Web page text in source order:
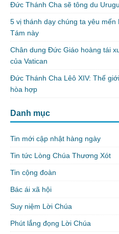
Đức Thánh Cha sẽ tông du
5 vị thánh dạy chúng ta yêu
Tám này
Chân dung Đức Giáo hoàng tái
của Vatican
Đức Thánh Cha Lêô XIV: Thế
hòa hợp
Danh mục
Tin mới cập nhật hàng ngày
Tin tức Lòng Chúa Thương Xót
Tin cộng đoàn
Bác ái xã hội
Suy niệm Lời Chúa
Phút lắng đọng Lời Chúa